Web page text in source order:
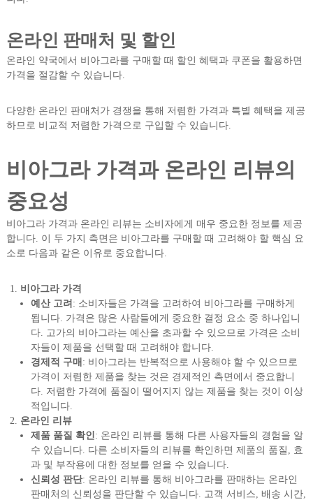
온라인 판매처 및 할인
온라인 약국에서 비아그라를 구매할 때 할인 혜택과 쿠폰을 활용하면
가격을 절감할 수 있습니다.
다양한 온라인 판매처가 경쟁을 통해 저렴한 가격과 특별 혜택을 제공
하므로 비교적 저렴한 가격으로 구입할 수 있습니다.
비아그라 가격과 온라인 리뷰의
중요성
비아그라 가격과 온라인 리뷰는 소비자에게 매우 중요한 정보를 제공
합니다. 이 두 가지 측면은 비아그라를 구매할 때 고려해야 할 핵심 요
소로 다음과 같은 이유로 중요합니다.
비아그라 가격
예산 고려 : 소비자들은 가격을 고려하여 비아그라를 구매하게
됩니다. 가격은 많은 사람들에게 중요한 결정 요소 중 하나입니
다. 고가의 비아그라는 예산을 초과할 수 있으므로 가격은 소비
자들이 제품을 선택할 때 고려해야 합니다.
경제적 구매 : 비아그라는 반복적으로 사용해야 할 수 있으므로
가격이 저렴한 제품을 찾는 것은 경제적인 측면에서 중요합니
다. 저렴한 가격에 품질이 떨어지지 않는 제품을 찾는 것이 이상
적입니다.
온라인 리뷰
제품 품질 확인 : 온라인 리뷰를 통해 다른 사용자들의 경험을 알
수 있습니다. 다른 소비자들의 리뷰를 확인하면 제품의 품질, 효
과 및 부작용에 대한 정보를 얻을 수 있습니다.
신뢰성 판단: 온라인 리뷰를 통해 비아그라를 판매하는 온라인
판매처의 신뢰성을 판단할 수 있습니다. 고객 서비스, 배송 시간,